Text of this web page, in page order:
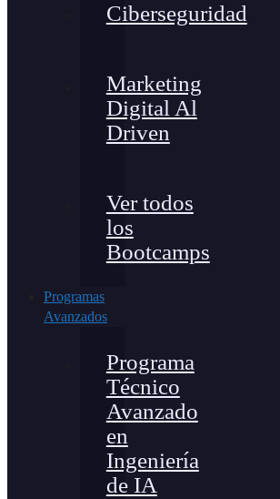
Ciberseguridad
Marketing
Digital Al
Driven
Ver todos
los
Bootcamps
Programas
Avanzados
Programa
Técnico
Avanzado
en
Ingeniería
de IA